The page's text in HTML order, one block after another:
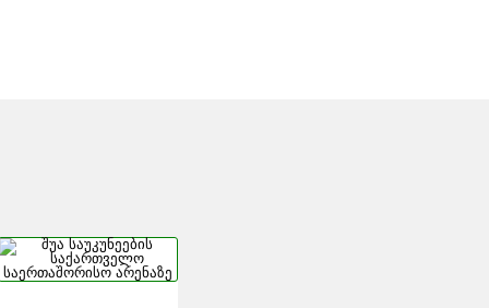
ᲖᲦᲕᲐ: